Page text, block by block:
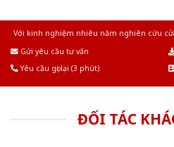
Với kinh nghiệm nhiêu năm nghiên cứu
Gửi yêu cầu tư vấn
Yêu cầu gọi lại (3 phút)
ĐỐI TÁC